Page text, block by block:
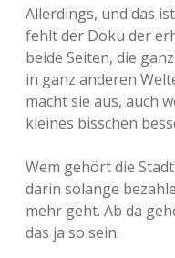
Allerdings, und das
fehlt der Doku der
beide Seiten, die
in ganz anderen
macht sie aus, auch
kleines bisschen
Wem gehört die
darin solange
mehr geht. Ab da
das ja so sein.